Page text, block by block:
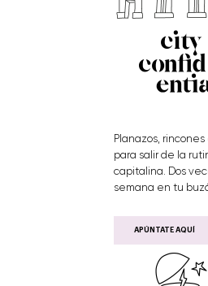
Planazos,
para salir de la
capitalina. Dos
semana en tu
APÚNTATE AQUÍ